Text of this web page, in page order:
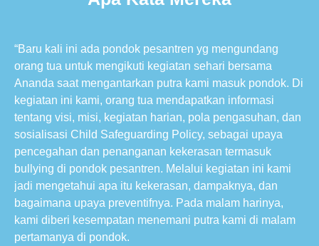
“Baru kali ini ada pondok pesantren yg mengundang
orang tua untuk mengikuti kegiatan sehari bersama
Ananda saat mengantarkan putra kami masuk pondok. Di
kegiatan ini kami, orang tua mendapatkan informasi
tentang visi, misi, kegiatan harian, pola pengasuhan, dan
sosialisasi Child Safeguarding Policy, sebagai upaya
pencegahan dan penanganan kekerasan termasuk
bullying di pondok pesantren. Melalui kegiatan ini kami
jadi mengetahui apa itu kekerasan, dampaknya, dan
bagaimana upaya preventifnya. Pada malam harinya,
kami diberi kesempatan menemani putra kami di malam
pertamanya di pondok.